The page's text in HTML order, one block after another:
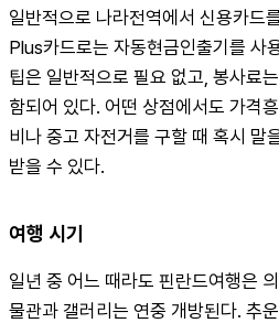
일반적으로 나라전역에서 신용카드
Plus카드로는 자동현금인출기를 사
팁은 일반적으로 필요 없고, 봉사료
함되어 있다. 어떤 상점에서도 가격
비나 중고 자전거를 구할 때 혹시 말
받을 수 있다.
여행 시기
일년 중 어느 때라도 핀란드여행은
물관과 갤러리는 연중 개방된다. 추